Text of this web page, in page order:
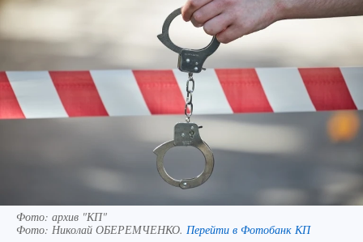
Фото: архив "КП"
Фото: Николай ОБЕРЕМЧЕНКО. Перейти в Фотобанк КП